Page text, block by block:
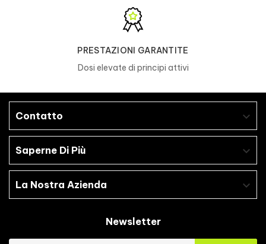
Prodotto in uno stabilimento che lavora
, proteinedel latte,glutine
arachidiecrostacei.
PRESTAZIONI GARANTITE
Dosi elevate di principi attivi
Contatto 
Saperne Di Più 
La Nostra Azienda 
Newsletter